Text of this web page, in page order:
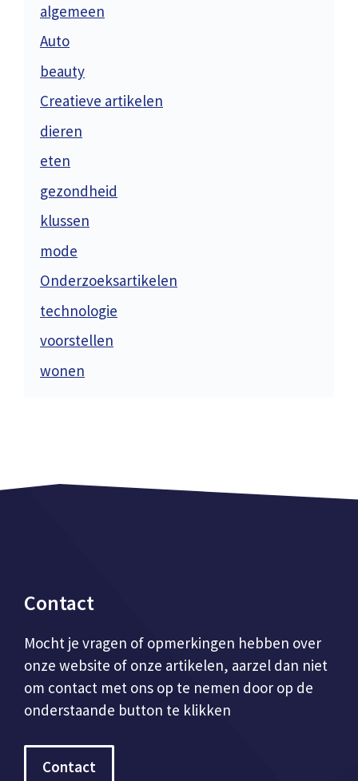
algemeen
Auto
beauty
Creatieve artikelen
dieren
eten
gezondheid
klussen
mode
Onderzoeksartikelen
technologie
voorstellen
wonen
Contact
Mocht je vragen of opmerkingen hebben over
onze website of onze artikelen, aarzel dan niet
om contact met ons op te nemen door op de
onderstaande button te klikken
Contact